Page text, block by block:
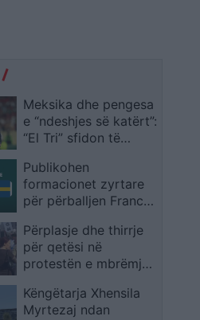
Meksika dhe pengesa
e “ndeshjes së katërt”:
“El Tri” sfidon të
Botës 2026 me Javier
Aguirre
Publikohen
formacionet zyrtare
për përballjen Francë
2026
Përplasje dhe thirrje
për qetësi në
protestën e mbrëmjes
Këngëtarja Xhensila
Myrtezaj ndan